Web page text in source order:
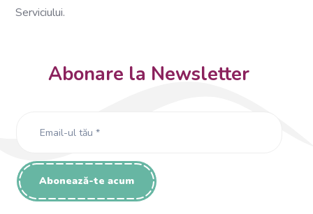
Serviciului.
Abonare la Newsletter